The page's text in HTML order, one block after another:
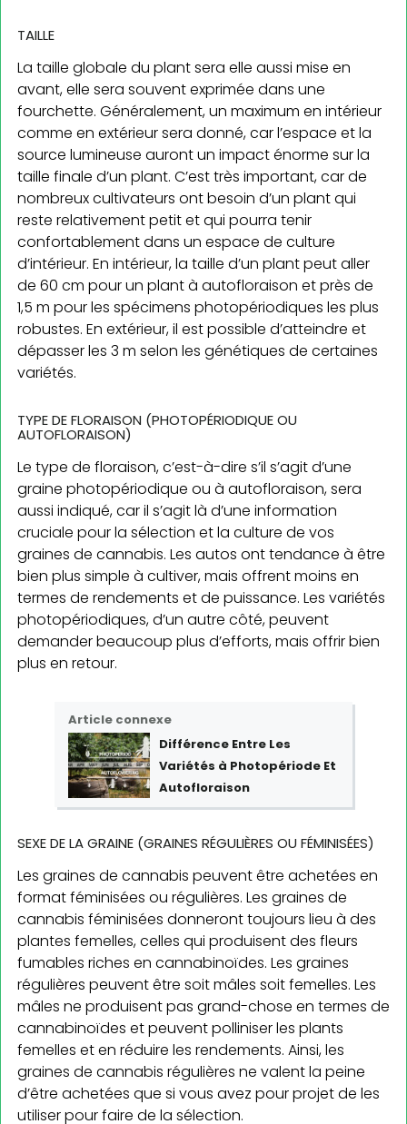
TAILLE
La taille globale du plant sera elle aussi mise en
avant, elle sera souvent exprimée dans une
fourchette. Généralement, un maximum en intérieur
comme en extérieur sera donné, car l’espace et la
source lumineuse auront un impact énorme sur la
taille finale d’un plant. C’est très important, car de
nombreux cultivateurs ont besoin d’un plant qui
reste relativement petit et qui pourra tenir
confortablement dans un espace de culture
d’intérieur. En intérieur, la taille d’un plant peut aller
de 60 cm pour un plant à autofloraison et près de
1,5 m pour les spécimens photopériodiques les plus
robustes. En extérieur, il est possible d’atteindre et
dépasser les 3 m selon les génétiques de certaines
variétés.
TYPE DE FLORAISON (PHOTOPÉRIODIQUE OU
AUTOFLORAISON)
Le type de floraison, c’est-à-dire s’il s’agit d’une
graine photopériodique ou à autofloraison, sera
aussi indiqué, car il s’agit là d’une information
cruciale pour la sélection et la culture de vos
graines de cannabis. Les autos ont tendance à être
bien plus simple à cultiver, mais offrent moins en
termes de rendements et de puissance. Les variétés
photopériodiques, d’un autre côté, peuvent
demander beaucoup plus d’efforts, mais offrir bien
plus en retour.
Article connexe
Différence Entre Les
Variétés à Photopériode Et
Autofloraison
SEXE DE LA GRAINE (GRAINES RÉGULIÈRES OU FÉMINISÉES)
Les graines de cannabis peuvent être achetées en
format féminisées ou régulières. Les graines de
cannabis féminisées donneront toujours lieu à des
plantes femelles, celles qui produisent des fleurs
fumables riches en cannabinoïdes. Les graines
régulières peuvent être soit mâles soit femelles. Les
mâles ne produisent pas grand-chose en termes de
cannabinoïdes et peuvent polliniser les plants
femelles et en réduire les rendements. Ainsi, les
graines de cannabis régulières ne valent la peine
d’être achetées que si vous avez pour projet de les
utiliser pour faire de la sélection.